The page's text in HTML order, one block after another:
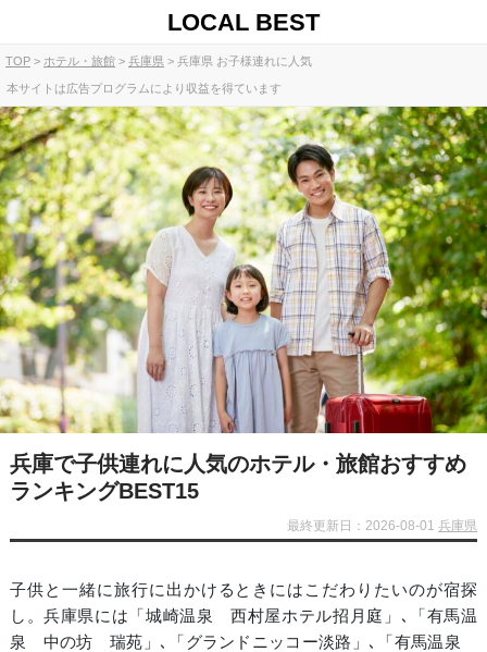
LOCAL BEST
TOP ホテル・旅館 兵庫県 兵庫県 お子様連れに人気
本サイトは広告プログラムにより収益を得ています
兵庫で子供連れに人気のホテル・旅館おすすめ
ランキングBEST15
最終更新日：2026-08-01兵庫県
子供と一緒に旅行に出かけるときにはこだわりたいのが宿探
し。兵庫県には「城崎温泉 西村屋ホテル招月庭」､「有馬温
泉 中の坊 瑞苑」､「グランドニッコー淡路」､「有馬温泉